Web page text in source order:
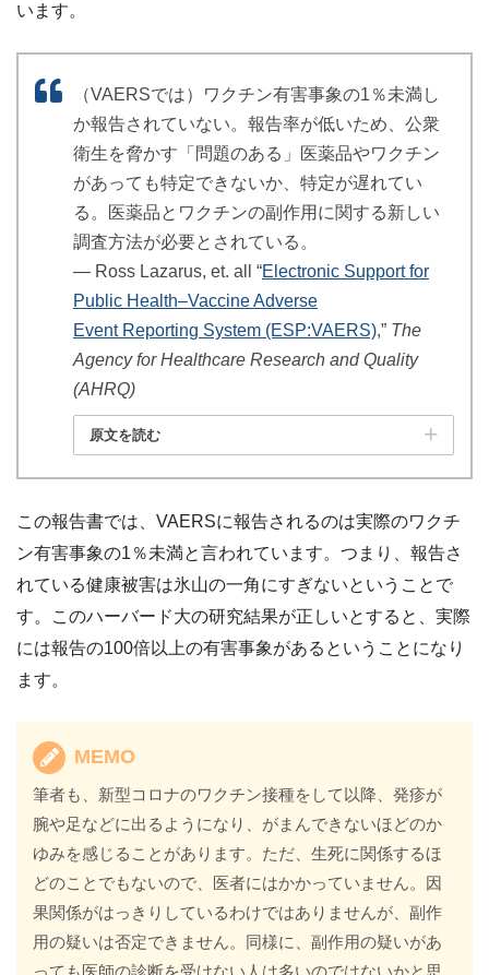
います。
（VAERSでは）ワクチン有害事象の1％未満し
か報告されていない。報告率が低いため、公衆
衛生を脅かす「問題のある」医薬品やワクチン
があっても特定できないか、特定が遅れてい
る。医薬品とワクチンの副作用に関する新しい
調査方法が必要とされている。
― Ross Lazarus, et. all “Electronic Support for
Public Health–Vaccine Adverse
Event Reporting System (ESP:VAERS),” The
Agency for Healthcare Research and Quality
(AHRQ)
原文を読む
この報告書では、VAERSに報告されるのは実際のワクチ
ン有害事象の1％未満と言われています。つまり、報告さ
れている健康被害は氷山の一角にすぎないということで
す。このハーバード大の研究結果が正しいとすると、実際
には報告の100倍以上の有害事象があるということになり
ます。
MEMO
筆者も、新型コロナのワクチン接種をして以降、発疹が
腕や足などに出るようになり、がまんできないほどのか
ゆみを感じることがあります。ただ、生死に関係するほ
どのことでもないので、医者にはかかっていません。因
果関係がはっきりしているわけではありませんが、副作
用の疑いは否定できません。同様に、副作用の疑いがあ